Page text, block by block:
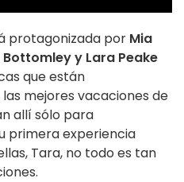
protagonizada por Mia
y Lara Peake
que están
mejores vacaciones de
allí sólo para
primera experiencia
Tara, no todo es tan